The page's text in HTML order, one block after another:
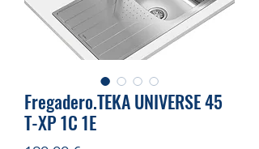
Fregadero.TEKA UNIVERSE 45
T-XP 1C 1E